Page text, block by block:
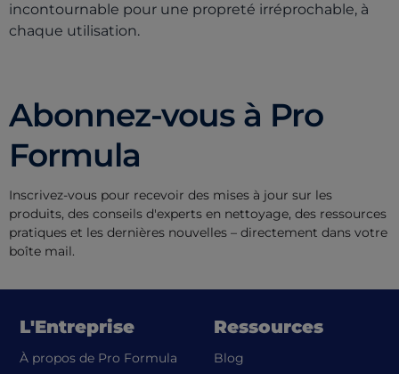
incontournable pour une propreté irréprochable, à
chaque utilisation.
Abonnez-vous à Pro
Formula
Inscrivez-vous pour recevoir des mises à jour sur les
produits, des conseils d'experts en nettoyage, des ressources
pratiques et les dernières nouvelles – directement dans votre
boîte mail.
L'Entreprise
À propos de Pro Formula
Ressources
Blog